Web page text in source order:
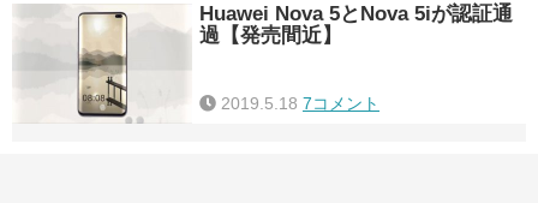
Huawei Nova 5とNova 5iが認証通
過【発売間近】
2019.5.18 7コメント